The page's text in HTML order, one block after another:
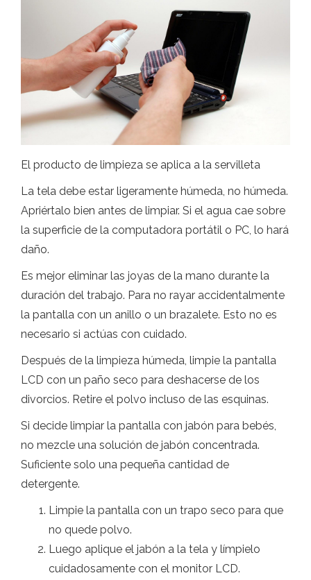
El producto de limpieza se aplica a la servilleta
La tela debe estar ligeramente húmeda, no húmeda.
Apriértalo bien antes de limpiar. Si el agua cae sobre
la superficie de la computadora portátil o PC, lo hará
daño.
Es mejor eliminar las joyas de la mano durante la
duración del trabajo. Para no rayar accidentalmente
la pantalla con un anillo o un brazalete. Esto no es
necesario si actúas con cuidado.
Después de la limpieza húmeda, limpie la pantalla
LCD con un paño seco para deshacerse de los
divorcios. Retire el polvo incluso de las esquinas.
Si decide limpiar la pantalla con jabón para bebés,
no mezcle una solución de jabón concentrada.
Suficiente solo una pequeña cantidad de
detergente.
Limpie la pantalla con un trapo seco para que
no quede polvo.
Luego aplique el jabón a la tela y límpielo
cuidadosamente con el monitor LCD.